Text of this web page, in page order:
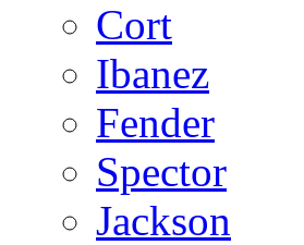
Cort
Ibanez
Fender
Spector
Jackson